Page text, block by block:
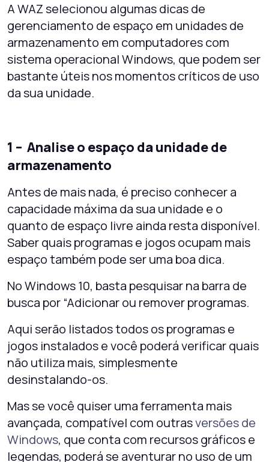
A WAZ selecionou algumas dicas de
gerenciamento de espaço em unidades de
armazenamento em computadores com
sistema operacional Windows, que podem ser
bastante úteis nos momentos críticos de uso
da sua unidade.
1 – Analise o espaço da unidade de
armazenamento
Antes de mais nada, é preciso conhecer a
capacidade máxima da sua unidade e o
quanto de espaço livre ainda resta disponível.
Saber quais programas e jogos ocupam mais
espaço também pode ser uma boa dica.
No Windows 10, basta pesquisar na barra de
busca por “Adicionar ou remover programas.
Aqui serão listados todos os programas e
jogos instalados e você poderá verificar quais
não utiliza mais, simplesmente
desinstalando-os.
Mas se você quiser uma ferramenta mais
avançada, compatível com outrasversões de
Windows, que conta com recursos gráficos e
legendas, poderá se aventurar no uso de um